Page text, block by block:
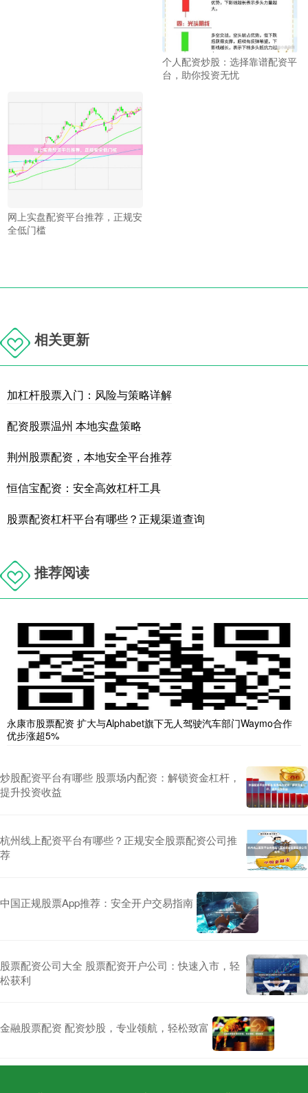
个人配资炒股：选择靠谱配资平
台，助你投资无忧
网上实盘配资平台推荐，正规安
全低门槛
相关更新
加杠杆股票入门：风险与策略详解
配资股票温州 本地实盘策略
荆州股票配资，本地安全平台推荐
恒信宝配资：安全高效杠杆工具
股票配资杠杆平台有哪些？正规渠道查询
推荐阅读
永康市股票配资 扩大与Alphabet旗下无人驾驶汽车部门Waymo合作
优步涨超5%
炒股配资平台有哪些 股票场内配资：解锁资金杠杆，
提升投资收益
杭州线上配资平台有哪些？正规安全股票配资公司推
荐
中国正规股票App推荐：安全开户交易指南
股票配资公司大全 股票配资开户公司：快速入市，轻
松获利
金融股票配资 配资炒股，专业领航，轻松致富